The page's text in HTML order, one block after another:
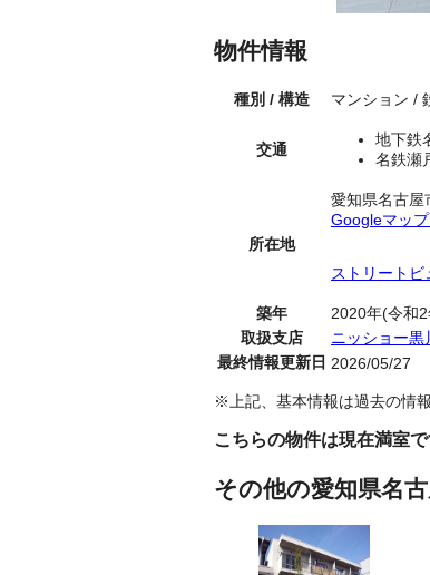
物件情報
種別 / 構造 マンション /
交通
地下鉄
名鉄瀬
所在地
愛知県名古屋
Googleマッ
ストリートビ
築年
2020年(令和2
取扱支店
ニッショー黒
最終情報更新日 2026/05/27
※上記、基本情報は過去の情
こちらの物件は現在満室で
その他の愛知県名